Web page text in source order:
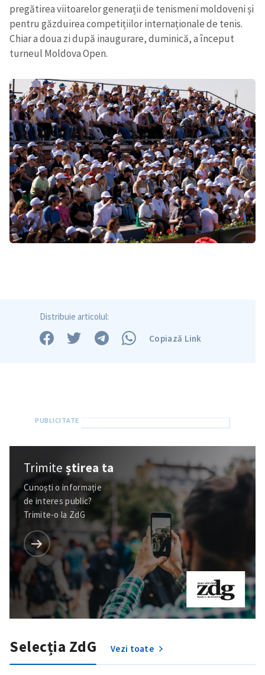
pregătirea viitoarelor generații de tenismeni moldoveni și
pentru găzduirea competițiilor internaționale de tenis.
Chiar a doua zi după inaugurare, duminică, a început
turneul Moldova Open.
Distribuie articolul:
Copiază Link
Trimiteștirea ta
Cunoști o informație
de interes public?
Trimite-o la ZdG
Selecția ZdG Vezi toate
Mesajul știrei
+ Mesajul știrei
CONTACT SURSĂ
Sursă anonimă
Nume+ Numele meu
Email+ Emailul meu
Telefon
+ Telefon personal
Am citit și sunt de
acord cupolitica de
confidențialitate.